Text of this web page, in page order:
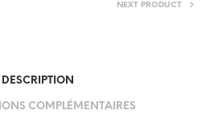
NEXT PRODUCT
DESCRIPTION
COMPLÉMENTAIRES